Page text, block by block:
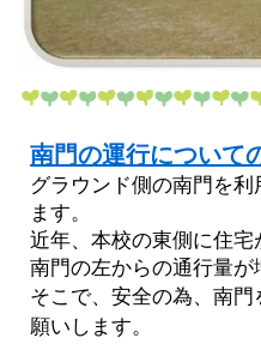
南門の運行について
グラウンド側の南門を
ます。
近年、本校の東側に住
南門の左からの通行量が
そこで、安全の為、南
願いします。